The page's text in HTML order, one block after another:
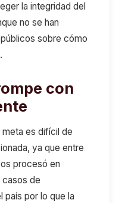
la integridad del
que no se han
sobre cómo
con
es difícil de
ya que entre
procesó en
casos de
país por lo que la